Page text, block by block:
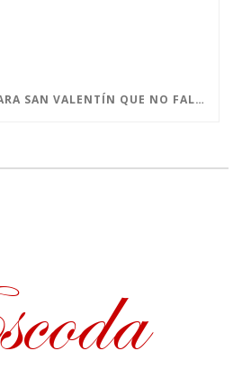
IDEAS DE REGALO PARA SAN VALENTÍN QUE NO FALLAN